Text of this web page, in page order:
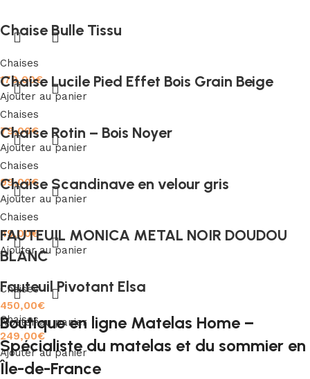
Chaise Bulle Tissu
Chaises
179,00€
Ajouter au panier
Chaise Lucile Pied Effet Bois Grain Beige
Chaises
79,00€
Ajouter au panier
Chaise Rotin – Bois Noyer
Chaises
99,00€
Ajouter au panier
Chaise Scandinave en velour gris
Chaises
49,00€
Ajouter au panier
FAUTEUIL MONICA METAL NOIR DOUDOU
BLANC
Chaises
450,00€
Ajouter au panier
Fauteuil Pivotant Elsa
Chaises
249,00€
Ajouter au panier
Boutique en ligne Matelas Home –
Spécialiste du matelas et du sommier en
Île-de-France